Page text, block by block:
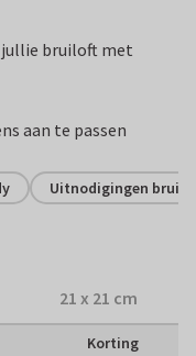
bruiloft met
aan te passen
Uitnodigingen
21 x 21 cm
Korting